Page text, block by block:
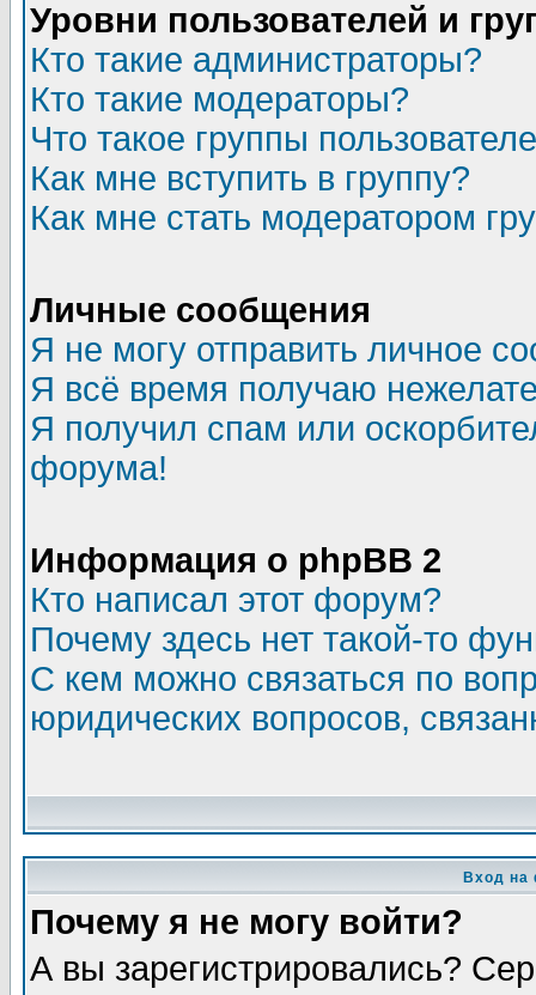
Уровни пользователей и
Кто такие администраторы?
Кто такие модераторы?
Что такое группы
Как мне вступить в группу?
Как мне стать модератором
Личные сообщения
Я не могу отправить личное
Я всё время получаю
Я получил спам или
форума!
Информация о phpBB 2
Кто написал этот форум?
Почему здесь нет такой-то
С кем можно связаться по
юридических вопросов,
Вход на
Почему я не могу войти?
А вы зарегистрировались?